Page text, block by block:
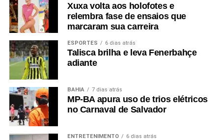
Xuxa volta aos holofotes e
relembra fase de ensaios que
marcaram sua carreira
ESPORTES 6 dias atrás
Talisca brilha e leva Fenerbahçe
adiante
BAHIA 7 dias atrás
MP-BA apura uso de trios elétricos
no Carnaval de Salvador
ENTRETENIMENTO 6 dias atrás